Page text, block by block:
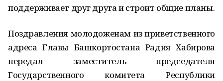
поддерживает друг друга и строит общие планы.
Поздравления молодоженам из приветственного
адреса Главы Башкортостана Радия Хабирова
передал заместитель председателя
Государственного комитета Республики